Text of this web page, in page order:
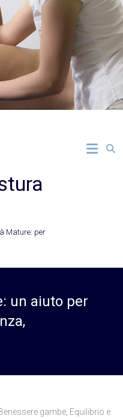
Mature: per
un aiuto per
Benessere gambe, Equilibrio e